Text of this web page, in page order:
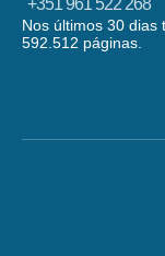
+351 961 522 268
Nos últimos 30 dias
592.512 páginas.